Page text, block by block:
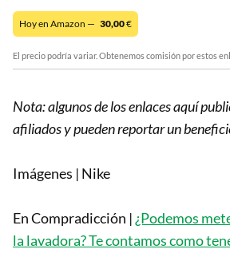
Hoy en Amazon — 30,00€
El precio podría variar. Obtenemos comisión por estos
Nota: algunos de los enlaces aquí
afiliados y pueden reportar un
Imágenes | Nike
En Compradicción | ¿Podemos
la lavadora? Te contamos como